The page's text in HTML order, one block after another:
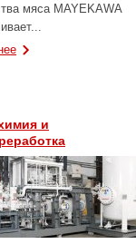
мяса MAYEKAWA
и